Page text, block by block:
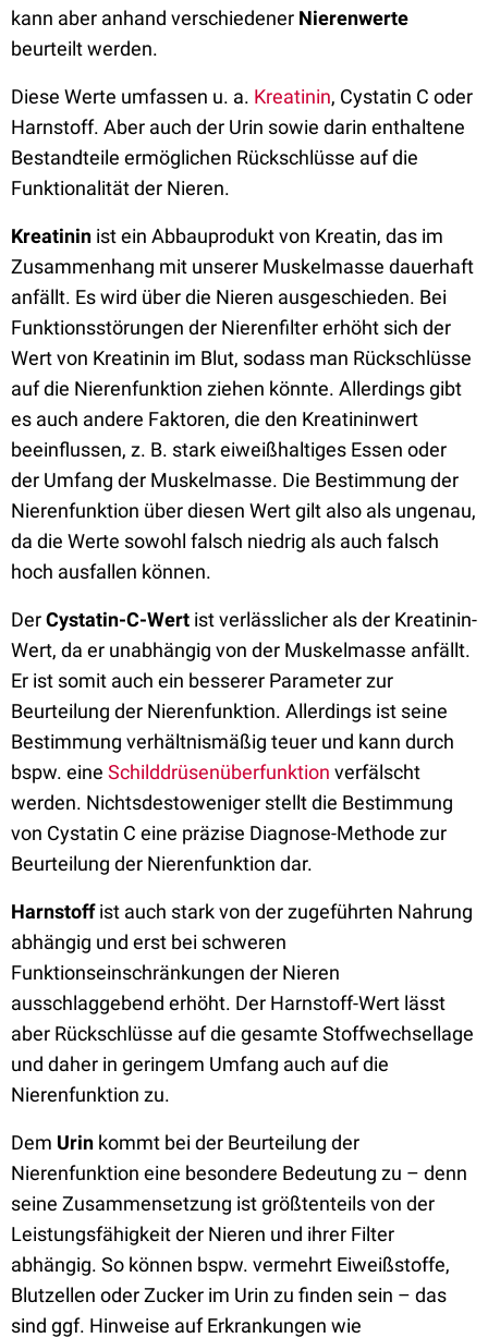
kann aber anhand verschiedener Nierenwerte
beurteilt werden.
Diese Werte umfassen u. a. Kreatinin, Cystatin C oder
Harnstoff. Aber auch der Urin sowie darin enthaltene
Bestandteile ermöglichen Rückschlüsse auf die
Funktionalität der Nieren.
Kreatinin ist ein Abbauprodukt von Kreatin, das im
Zusammenhang mit unserer Muskelmasse dauerhaft
anfällt. Es wird über die Nieren ausgeschieden. Bei
Funktionsstörungen der Nierenfilter erhöht sich der
Wert von Kreatinin im Blut, sodass man Rückschlüsse
auf die Nierenfunktion ziehen könnte. Allerdings gibt
es auch andere Faktoren, die den Kreatininwert
beeinflussen, z. B. stark eiweißhaltiges Essen oder
der Umfang der Muskelmasse. Die Bestimmung der
Nierenfunktion über diesen Wert gilt also als ungenau,
da die Werte sowohl falsch niedrig als auch falsch
hoch ausfallen können.
DerCystatin-C-Wert ist verlässlicher als der Kreatinin-
Wert, da er unabhängig von der Muskelmasse anfällt.
Er ist somit auch ein besserer Parameter zur
Beurteilung der Nierenfunktion. Allerdings ist seine
Bestimmung verhältnismäßig teuer und kann durch
bspw. eine Schilddrüsenüberfunktion verfälscht
werden. Nichtsdestoweniger stellt die Bestimmung
von Cystatin C eine präzise Diagnose-Methode zur
Beurteilung der Nierenfunktion dar.
Harnstoffist auch stark von der zugeführten Nahrung
abhängig und erst bei schweren
Funktionseinschränkungen der Nieren
ausschlaggebend erhöht. Der Harnstoff-Wert lässt
aber Rückschlüsse auf die gesamte Stoffwechsellage
und daher in geringem Umfang auch auf die
Nierenfunktion zu.
Dem Urin kommt bei der Beurteilung der
Nierenfunktion eine besondere Bedeutung zu – denn
seine Zusammensetzung ist größtenteils von der
Leistungsfähigkeit der Nieren und ihrer Filter
abhängig. So können bspw. vermehrt Eiweißstoffe,
Blutzellen oder Zucker im Urin zu finden sein – das
sind ggf. Hinweise auf Erkrankungen wie